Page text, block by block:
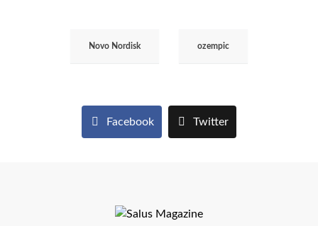
Novo Nordisk ozempic
Facebook Twitter